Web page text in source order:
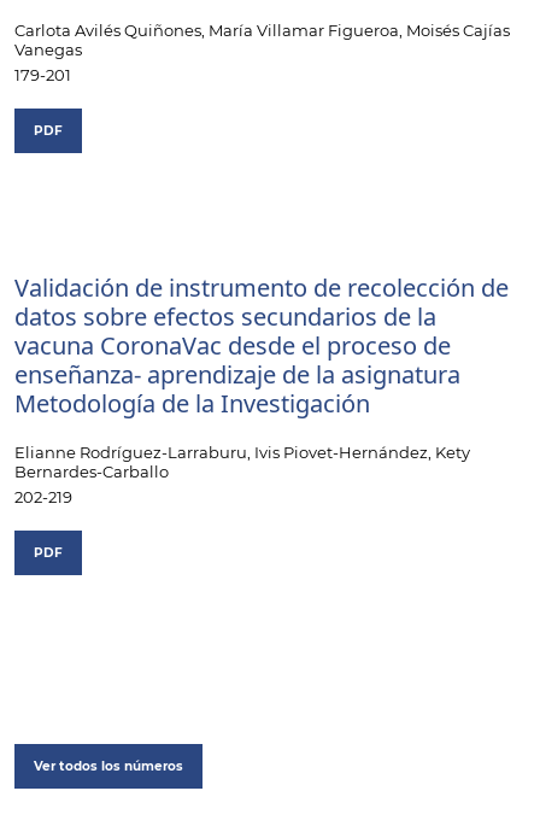
Carlota Avilés Quiñones, María Villamar Figueroa, Moisés Cajías
Vanegas
179-201
PDF
Validación de instrumento de recolección de
datos sobre efectos secundarios de la
vacuna CoronaVac desde el proceso de
enseñanza- aprendizaje de la asignatura
Metodología de la Investigación
Elianne Rodríguez-Larraburu, Ivis Piovet-Hernández, Kety
Bernardes-Carballo
202-219
PDF
Ver todos los números